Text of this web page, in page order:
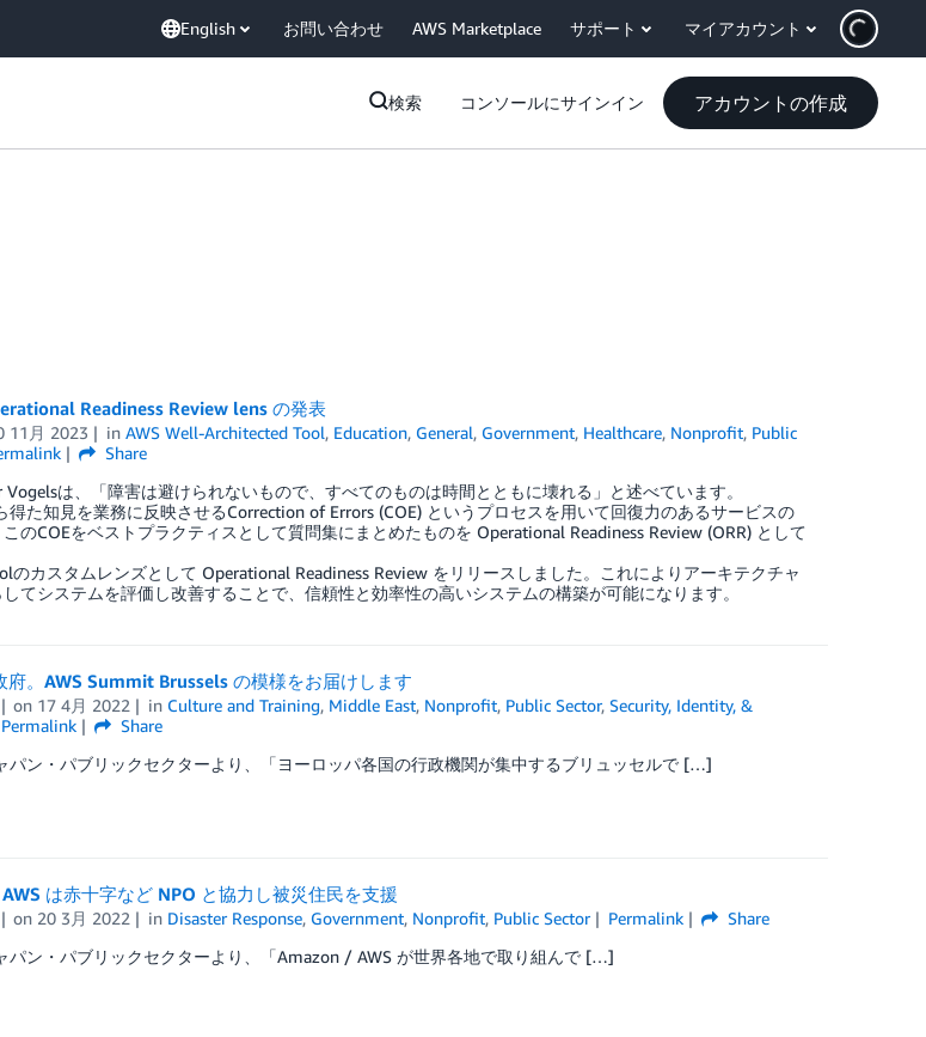
English お問い合わせ AWS Marketplace サポート マイアカウント
検索 コンソールにサインイン アカウントの作成
Readiness Review lens の発表
11月 2023 inAWS Well-Architected Tool, Education, General, Government, Healthcare, Nonprofit, Public
Share
は、「障害は避けられないもので、すべてのものは時間とともに壊れる」と述べています。
得た知見を業務に反映させるCorrection of Errors (COE) というプロセスを用いて回復力のあるサービスの
のCOEをベストプラクティスとして質問集にまとめたものを Operational Readiness Review (ORR) として
のカスタムレンズとして Operational Readiness Review をリリースしました。これによりアーキテクチャ
てシステムを評価し改善することで、信頼性と効率性の高いシステムの構築が可能になります。
府。AWS Summit Brussels の模様をお届けします
on 17 4月 2022 in Culture and Training, Middle East, Nonprofit, Public Sector,Security, Identity, &
Permalink
Share
パン・パブリックセクターより、「ヨーロッパ各国の行政機関が集中するブリュッセルで […]
は赤十字など NPO と協力し被災住民を支援
on 20 3月 2022 in Disaster Response, Government, Nonprofit, Public Sector Permalink
Share
パン・パブリックセクターより、「Amazon / AWS が世界各地で取り組んで […]